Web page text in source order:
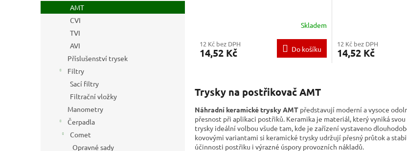
AMT
CVI
TVI
AVI
Příslušenství trysek
Filtry
Sací filtry
Filtrační vložky
Manometry
Čerpadla
Comet
Opravné sady
Skladem
12 Kč bez DPH
14,52 Kč Do košíku
12 Kč bez DPH
14,52 Kč
d
a
c
í
Trysky na postřikovač AMT
Náhradní keramické trysky AMT představují moderní a vysoce
přesnost při aplikaci postřiků. Keramika je materiál, který vyniká
trysky ideální volbou všude tam, kde je zařízení vystaveno
kovovými variantami si keramické trysky udržují přesný průtok a
účinnosti postřiku i výrazné úspory provozních nákladů.